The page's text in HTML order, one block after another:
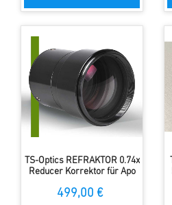
TS-Optics REFRAKTOR 0.74x
Reducer Korrektor für Apo
499,00 €